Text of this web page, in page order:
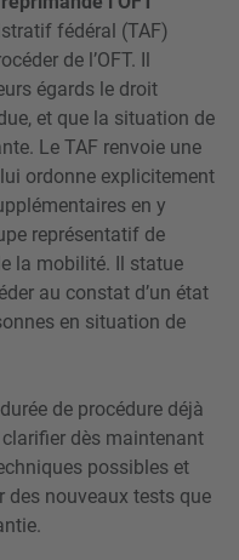
fédéral (TAF)
de l’OFT. Il
égards le droit
et que la situation de
Le TAF renvoie une
ordonne explicitement
en y
représentatif de
la mobilité. Il statue
au constat d’un état
en situation de
de procédure déjà
clarifier dès maintenant
possibles et
des nouveaux tests que